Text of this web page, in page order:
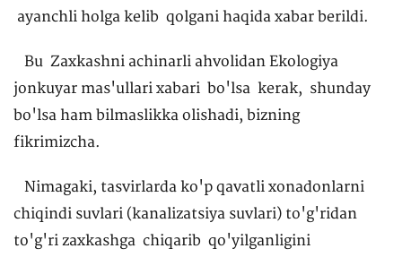
ayanchli holga kelib qolgani haqida xabar berildi.
Bu Zaxkashni achinarli ahvolidan Ekologiya
jonkuyar mas'ullari xabari bo'lsa kerak, shunday
bo'lsa ham bilmaslikka olishadi, bizning
fikrimizcha.
Nimagaki, tasvirlarda ko'p qavatli xonadonlarni
chiqindi suvlari (kanalizatsiya suvlari) to'g'ridan
to'g'ri zaxkashga chiqarib qo'yilganligini